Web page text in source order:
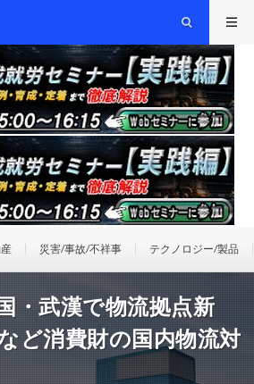
災害/事故/不祥事 テクノロジー/製品
・武漢で物流拠点新
ど消費財の国内物流対